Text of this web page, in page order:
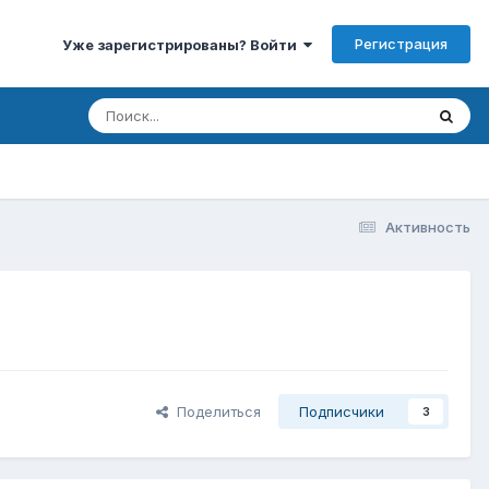
Уже зарегистрированы? Войти Регистрация
Активность
Поделиться Подписчики 3